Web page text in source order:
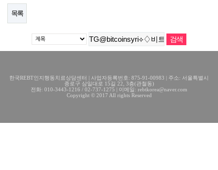
목록
한국REBT인지행동치료상담센터 | 사업자등록번호: 875-91-00983 | 주소: 서울특별시
종로구 삼일대로 15길 22, 3층(관철동)
전화: 010-3443-1216 / 02-737-1275 | 이메일: rebtkorea@naver.com
Copyright © 2017 All rights Reserved